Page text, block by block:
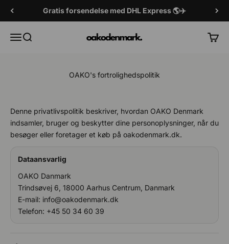
Gratis forsendelse med DHL Express 🌎✈️
MenuSøg efter OAKO Danmark Vogn
OAKO's fortrolighedspolitik
Denne privatlivspolitik beskriver, hvordan OAKO Denmark
indsamler, bruger og beskytter dine personoplysninger, når du
besøger eller foretager et køb på oakodenmark.dk.
Dataansvarlig
OAKO Danmark
Trindsøvej 6, 18000 Aarhus Centrum, Danmark
E-mail: info@oakodenmark.dk
Telefon: +45 50 34 60 39